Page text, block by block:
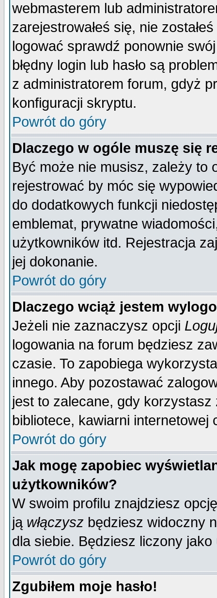
webmasterem lub
zarejestrowałeś się, nie
logować sprawdź ponownie
błędny login lub hasło są
z administratorem forum, gdyż
konfiguracji skryptu.
Powrót do góry
Dlaczego w ogóle muszę się
Być może nie musisz, zależy to
rejestrować by móc się
do dodatkowych funkcji
emblemat, prywatne
użytkowników itd. Rejestracja
jej dokonanie.
Powrót do góry
Dlaczego wciąż jestem
Jeżeli nie zaznaczysz opcji
logowania na forum będziesz
czasie. To zapobiega
innego. Aby pozostawać
jest to zalecane, gdy
bibliotece, kawiarni internetowej
Powrót do góry
Jak mogę zapobiec
użytkowników?
W swoim profilu znajdziesz
ją włączysz będziesz widoczny
dla siebie. Będziesz liczony
Powrót do góry
Zgubiłem moje hasło!